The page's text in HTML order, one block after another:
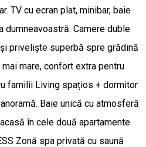
TV cu ecran plat, minibar, baie
dumneavoastră. Camere duble
priveliște superbă spre grădină
mare, confort extra pentru
familii Living spațios + dormitor
Baie unică cu atmosferă
în cele două apartamente
Zonă spa privată cu saună